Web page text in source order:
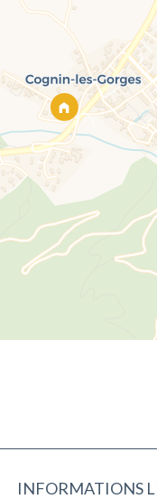
INFORMATIONS